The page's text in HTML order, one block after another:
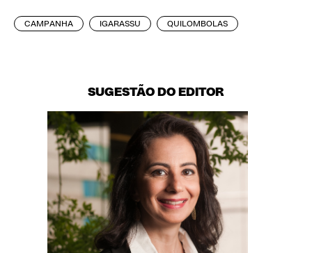
CAMPANHA IGARASSU QUILOMBOLAS
SUGESTÃO DO EDITOR